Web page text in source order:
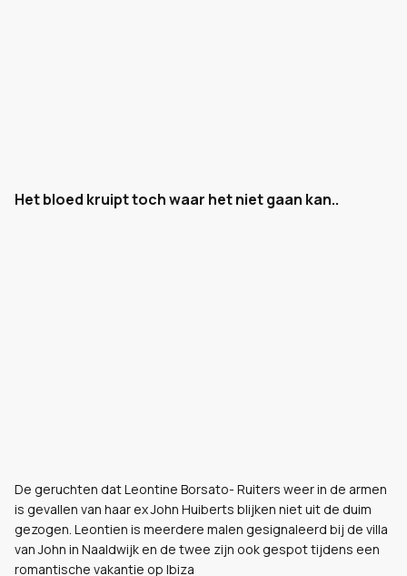
Het bloed kruipt toch waar het niet gaan kan..
De geruchten dat Leontine Borsato- Ruiters weer in de armen
is gevallen van haar ex John Huiberts blijken niet uit de duim
gezogen. Leontien is meerdere malen gesignaleerd bij de villa
van John in Naaldwijk en de twee zijn ook gespot tijdens een
romantische vakantie op Ibiza